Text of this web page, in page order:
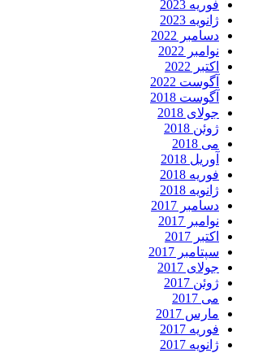
فوریه 2023
ژانویه 2023
دسامبر 2022
نوامبر 2022
اکتبر 2022
آگوست 2022
آگوست 2018
جولای 2018
ژوئن 2018
می 2018
آوریل 2018
فوریه 2018
ژانویه 2018
دسامبر 2017
نوامبر 2017
اکتبر 2017
سپتامبر 2017
جولای 2017
ژوئن 2017
می 2017
مارس 2017
فوریه 2017
ژانویه 2017